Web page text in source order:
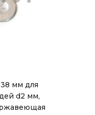
мм для
d2 мм,